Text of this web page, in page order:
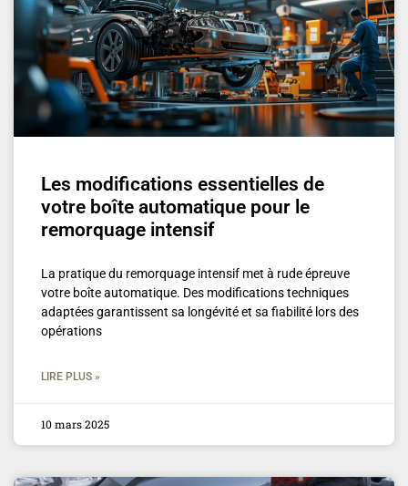
Les modifications essentielles de
votre boîte automatique pour le
remorquage intensif
La pratique du remorquage intensif met à rude épreuve
votre boîte automatique. Des modifications techniques
adaptées garantissent sa longévité et sa fiabilité lors des
opérations
LIRE PLUS »
10 mars 2025